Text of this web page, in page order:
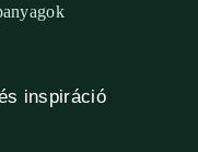
inspiráció